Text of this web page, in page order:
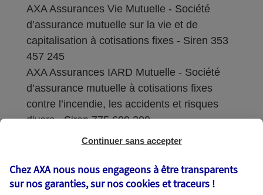
AXA Assurances Vie Mutuelle - Société
d’assurance mutuelle sur la vie et de
capitalisation à cotisations fixes - Siren 353
457 245
AXA Assurances IARD Mutuelle - Société
d’assurance mutuelle à cotisations fixes
contre l’incendie, les accidents et risques
divers - Siren 775 699 309
Sièges sociaux : 313 Terrasses de l’Arche –
Coordonnées de l'Autorité de contrôle
Continuer sans accepter
Chez AXA nous nous engageons à être transparents
sur nos garanties, sur noscookies et traceurs !